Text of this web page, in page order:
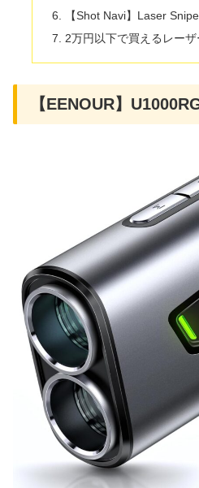
【Shot Navi】Laser
2万円以下で買えるレーザ
【EENOUR】